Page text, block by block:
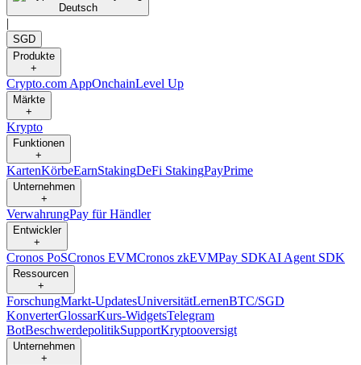
Deutsch
|
SGD
Produkte
+
Crypto.com AppOnchainLevel Up
Märkte
+
Krypto
Funktionen
+
KartenKörbeEarnStakingDeFi StakingPayPrime
Unternehmen
+
VerwahrungPay für Händler
Entwickler
+
Cronos PoSCronos EVMCronos zkEVMPay SDKAI Agent SDK
Ressourcen
+
ForschungMarkt-UpdatesUniversitätLernenBTC/SGD
KonverterGlossarKurs-WidgetsTelegram
BotBeschwerdepolitikSupportKryptooversigt
Unternehmen
+